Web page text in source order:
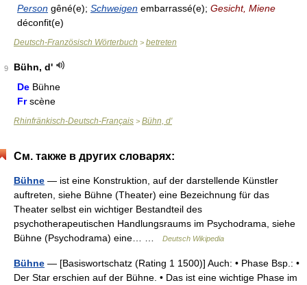
Person gêné(e); Schweigen embarrassé(e); Gesicht, Miene
déconfit(e)
Deutsch-Französisch Wörterbuch > betreten
9
Bühn, d'
De Bühne
Frscène
Rhinfränkisch-Deutsch-Français > Bühn, d'
См. также в других словарях:
Bühne — ist eine Konstruktion, auf der darstellende Künstler
auftreten, siehe Bühne (Theater) eine Bezeichnung für das
Theater selbst ein wichtiger Bestandteil des
psychotherapeutischen Handlungsraums im Psychodrama, siehe
Bühne (Psychodrama) eine… …
Deutsch Wikipedia
Bühne — [Basiswortschatz (Rating 1 1500)] Auch: • Phase Bsp.: •
Der Star erschien auf der Bühne. • Das ist eine wichtige Phase im